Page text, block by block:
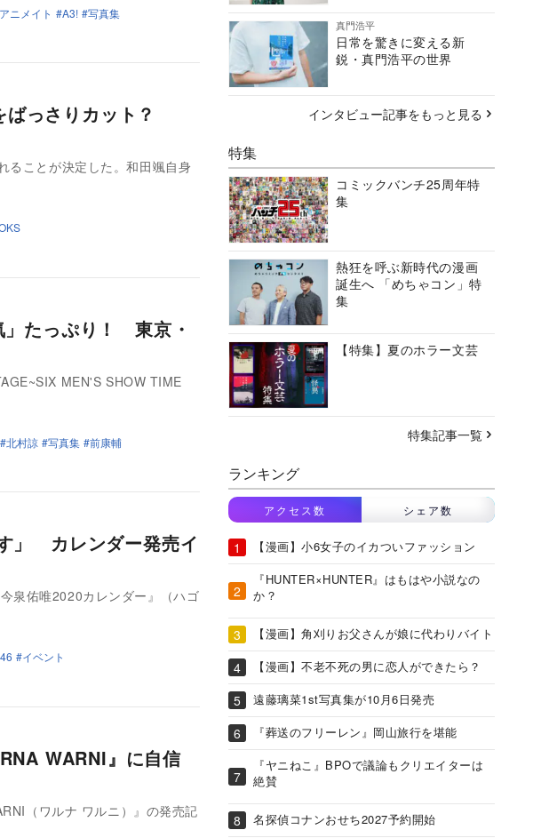
アニメイト A3! 写真集
ばっさりカット？
ることが決定した。和田颯自身
」たっぷり！ 東京・
MEN'S SHOW TIME
北村諒 写真集 前康輔
」 カレンダー発売イ
泉佑唯2020カレンダー』（ハゴ
イベント
WARNI』に自信
（ワルナ ワルニ）』の発売記
真門浩平
日常を驚きに変える新
鋭・真門浩平の世界
インタビュー記事をもっと見る
特集
コミックバンチ25周年特
集
熱狂を呼ぶ新時代の漫画
誕生へ 「めちゃコン」特
集
【特集】夏のホラー文芸
特集記事一覧
ランキング
アクセス数 シェア数
【漫画】小6女子のイカついファッション
『HUNTER×HUNTER』はもはや小説なの
か？
【漫画】角刈りお父さんが娘に代わりバイト
【漫画】不老不死の男に恋人ができたら？
遠藤璃菜1st写真集が10月6日発売
『葬送のフリーレン』岡山旅行を堪能
『ヤニねこ』BPOで議論もクリエイターは
絶賛
名探偵コナンおせち2027予約開始